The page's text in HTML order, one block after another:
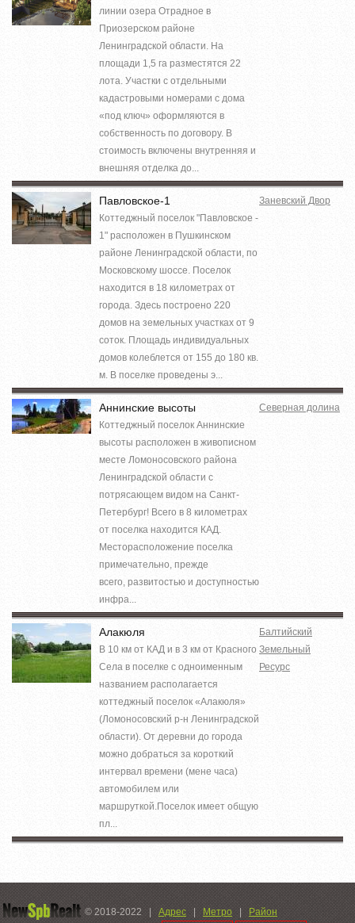
линии озера Отрадное в
Приозерском районе
Ленинградской области. На
площади 1,5 га разместятся 22
лота. Участки с отдельными
кадастровыми номерами с дома
«под ключ» оформляются в
собственность по договору. В
стоимость включены внутренняя и
внешняя отделка до...
Павловское-1
Коттеджный поселок "Павловское -
1" расположен в Пушкинском
районе Ленинградской области, по
Московскому шоссе. Поселок
находится в 18 километрах от
города. Здесь построено 220
домов на земельных участках от 9
соток. Площадь индивидуальных
домов колеблется от 155 до 180 кв.
м. В поселке проведены э...
Заневский Двор
Аннинские высоты
Коттеджный поселок Аннинские
высоты расположен в живописном
месте Ломоносовского района
Ленинградской области с
потрясающем видом на Санкт-
Петербург! Всего в 8 километрах
от поселка находится КАД.
Месторасположение поселка
примечательно, прежде
всего, развитостью и доступностью
инфра...
Северная долина
Алакюля
В 10 км от КАД и в 3 км от Красного
Села в поселке с одноименным
названием располагается
коттеджный поселок «Алакюля»
(Ломоносовский р-н Ленинградской
области). От деревни до города
можно добраться за короткий
интервал времени (мене часа)
автомобилем или
маршруткой.Поселок имеет общую
пл...
Балтийский
Земельный
Ресурс
© 2018-2022 | Адрес | Метро | Район